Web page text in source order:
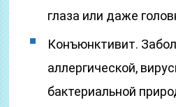
глаза или даже
Конъюнктивит.
аллергической,
бактериальной